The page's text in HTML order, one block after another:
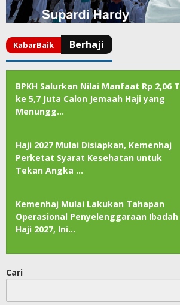
BPKH Salurkan Nilai Manfaat Rp 2,06 T
ke 5,7 Juta Calon Jemaah Haji yang
Menungg…
Haji 2027 Mulai Disiapkan, Kemenhaj
Perketat Syarat Kesehatan untuk
Tekan Angka …
Kemenhaj Mulai Lakukan Tahapan
Operasional Penyelenggaraan Ibadah
Haji 2027, Ini…
Cari